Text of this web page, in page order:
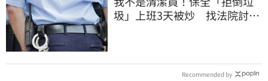
圾」上班3天被炒 找法院討公
Recommended by